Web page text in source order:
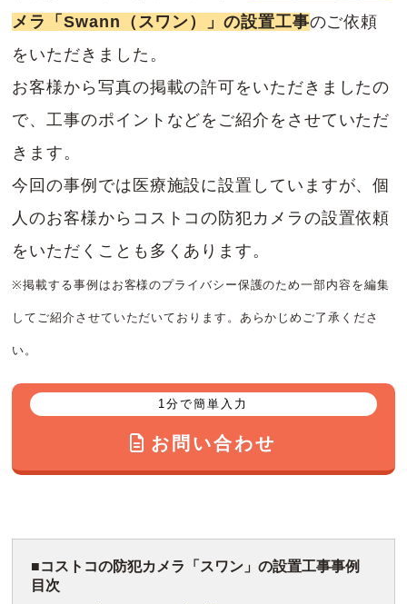
メラ「Swann（スワン）」の設置工事のご依頼
をいただきました。
お客様から写真の掲載の許可をいただきましたの
で、工事のポイントなどをご紹介をさせていただ
きます。
今回の事例では医療施設に設置していますが、個
人のお客様からコストコの防犯カメラの設置依頼
をいただくことも多くあります。
※掲載する事例はお客様のプライバシー保護のため一部内容を編集
してご紹介させていただいております。あらかじめご了承くださ
い。
1分で簡単入力
お問い合わせ
コストコの防犯カメラ「スワン」の設置工事事例
目次